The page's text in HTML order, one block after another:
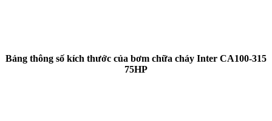
Bảng thông số kích thước của bơm chữa cháy Inter CA100-315
75HP